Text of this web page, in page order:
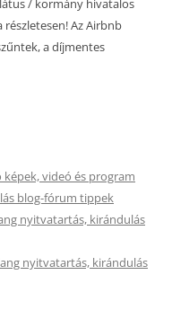
/ kormány hivatalos
Az Airbnb
a díjmentes
videó és program
blog-fórum tippek
nyitvatartás, kirándulás
nyitvatartás, kirándulás